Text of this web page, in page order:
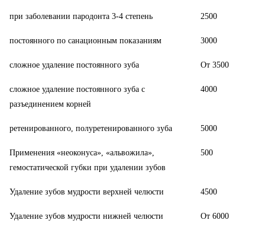
при заболевании пародонта 3-4 степень 2500
постоянного по санационным показаниям 3000
сложное удаление постоянного зуба От 3500
сложное удаление постоянного зуба с
разъединением корней
4000
ретенированного, полуретенированного зуба 5000
Применения «неоконуса», «альвожила»,
гемостатической губки при удалении зубов
500
Удаление зубов мудрости верхней челюсти 4500
Удаление зубов мудрости нижней челюсти От 6000